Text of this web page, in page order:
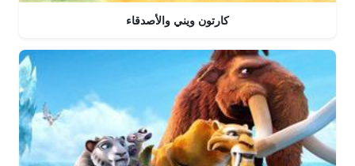
كارتون ويني والأصدقاء